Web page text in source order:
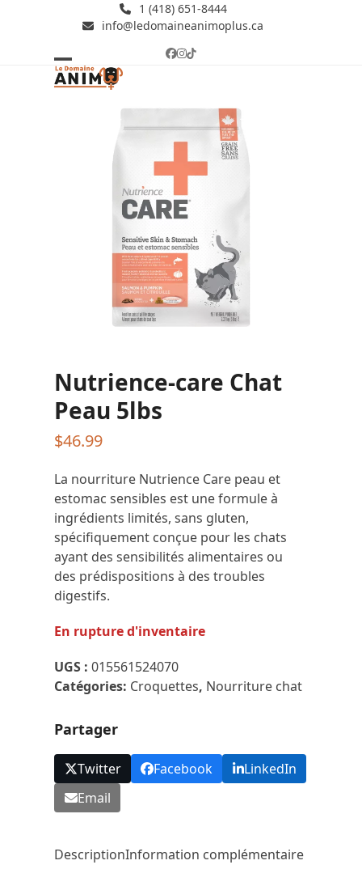
1 (418) 651-8444
info@ledomaineanimoplus.ca
Facebook
Instagram
Tiktok
Open
Close
Nutrience-care Chat
Peau 5lbs
$46.99
La nourriture Nutrience Care peau et
estomac sensibles est une formule à
ingrédients limités, sans gluten,
spécifiquement conçue pour les chats
ayant des sensibilités alimentaires ou
des prédispositions à des troubles
digestifs.
En rupture d'inventaire
UGS :015561524070
Catégories: Croquettes, Nourriture chat
Partager
Twitter Facebook
LinkedIn
Email
DescriptionInformation complémentaire